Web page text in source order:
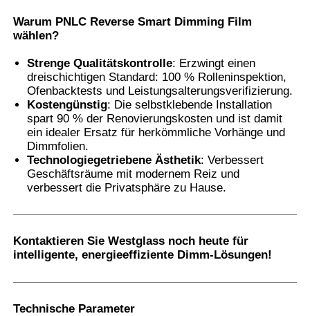
Warum PNLC Reverse Smart Dimming Film
wählen?
Strenge Qualitätskontrolle: Erzwingt einen
dreischichtigen Standard: 100 % Rolleninspektion,
Ofenbacktests und Leistungsalterungsverifizierung.
Kostengünstig: Die selbstklebende Installation
spart 90 % der Renovierungskosten und ist damit
ein idealer Ersatz für herkömmliche Vorhänge und
Dimmfolien.
Technologiegetriebene Ästhetik: Verbessert
Geschäftsräume mit modernem Reiz und
verbessert die Privatsphäre zu Hause.
Kontaktieren Sie Westglass noch heute für
intelligente, energieeffiziente Dimm-Lösungen!
Technische Parameter